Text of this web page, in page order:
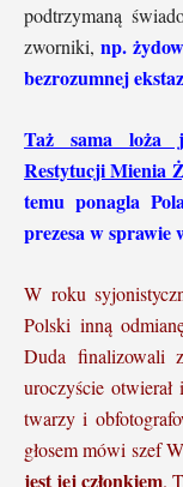
podtrzymaną
zworniki,np.
bezrozumnej
Taż sama loża
Restytucji Mienia
temu ponagla
prezesa w sprawie
W roku
Polski inną
Duda finalizowali
uroczyście
twarzy i
głosem mówi szef
jest jej członkiem.